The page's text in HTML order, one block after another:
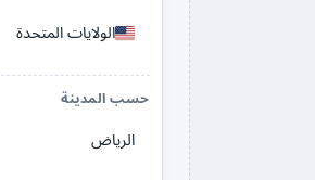
الولايات المتحدة
حسب المدينة
الرياض